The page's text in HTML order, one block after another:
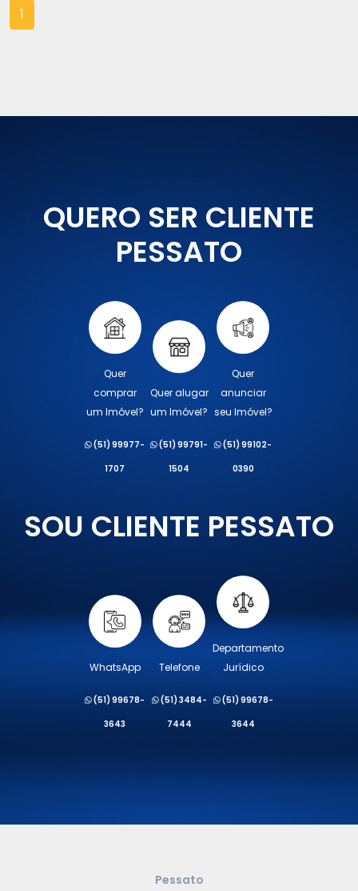
1
QUERO SER CLIENTE
PESSATO
Quer
comprar
um Imóvel?
(51) 99977-
1707
Quer alugar
um Imóvel?
(51) 99791-
1504
Quer
anunciar
seu Imóvel?
(51) 99102-
0390
SOU CLIENTE PESSATO
WhatsApp
(51) 99678-
3643
Telefone
(51) 3484-
7444
Departamento
Jurídico
(51) 99678-
3644
Pessato